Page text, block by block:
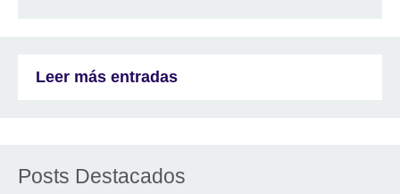
Leer más entradas
Posts Destacados